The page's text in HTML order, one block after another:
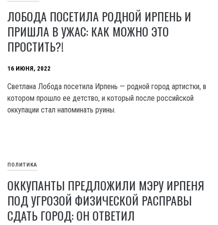
ЛОБОДА ПОСЕТИЛА РОДНОЙ ИРПЕНЬ И
ПРИШЛА В УЖАС: КАК МОЖНО ЭТО
ПРОСТИТЬ?!
16 ИЮНЯ, 2022
Светлана Лобода посетила Ирпень — родной город артистки, в
котором прошло ее детство, и который после российской
оккупации стал напоминать руины.
ПОЛИТИКА
ОККУПАНТЫ ПРЕДЛОЖИЛИ МЭРУ ИРПЕНЯ
ПОД УГРОЗОЙ ФИЗИЧЕСКОЙ РАСПРАВЫ
СДАТЬ ГОРОД: ОН ОТВЕТИЛ